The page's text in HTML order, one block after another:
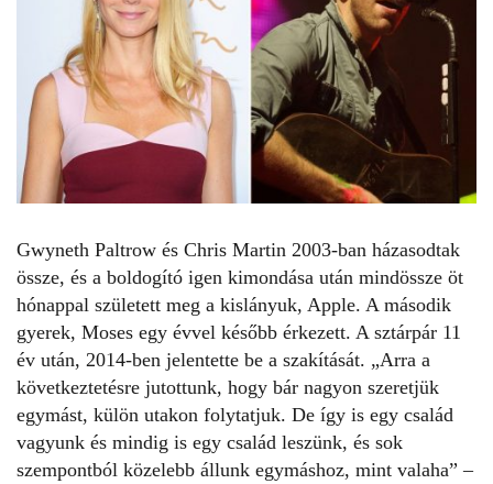
Gwyneth Paltrow és Chris Martin 2003-ban házasodtak
össze, és a boldogító igen kimondása után mindössze öt
hónappal született meg a kislányuk, Apple. A második
gyerek, Moses egy évvel később érkezett. A sztárpár 11
év után, 2014-ben jelentette be a szakítását. „Arra a
következtetésre jutottunk, hogy bár nagyon szeretjük
egymást, külön utakon folytatjuk. De így is egy család
vagyunk és mindig is egy család leszünk, és sok
szempontból közelebb állunk egymáshoz, mint valaha” –